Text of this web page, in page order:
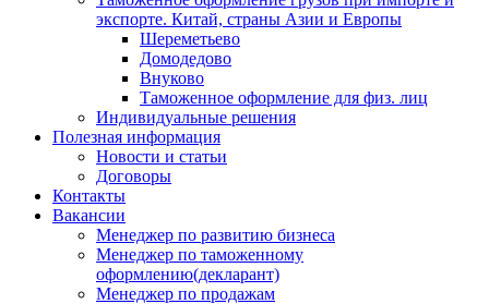
экспорте. Китай, страны Азии и Европы
Шереметьево
Домодедово
Внуково
Таможенное оформление для физ. лиц
Индивидуальные решения
Полезная информация
Новости и статьи
Договоры
Контакты
Вакансии
Менеджер по развитию бизнеса
Менеджер по таможенному
оформлению(декларант)
Менеджер по продажам